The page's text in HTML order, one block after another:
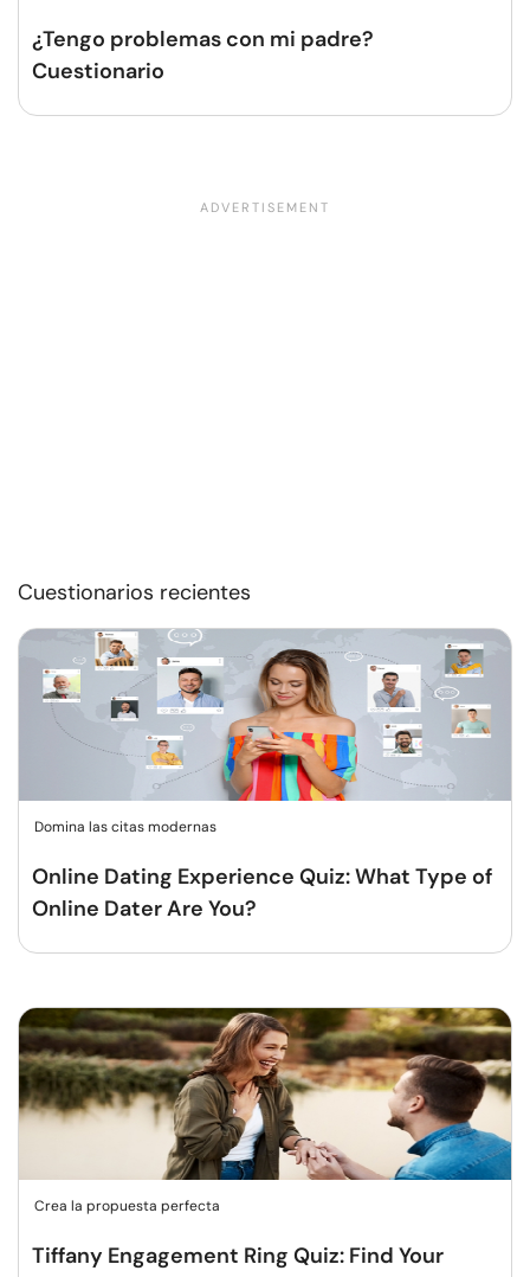
¿Tengo problemas con mi padre?
Cuestionario
Cuestionarios recientes
Domina las citas modernas
Online Dating Experience Quiz: What Type of
Online Dater Are You?
Crea la propuesta perfecta
Tiffany Engagement Ring Quiz: Find Your